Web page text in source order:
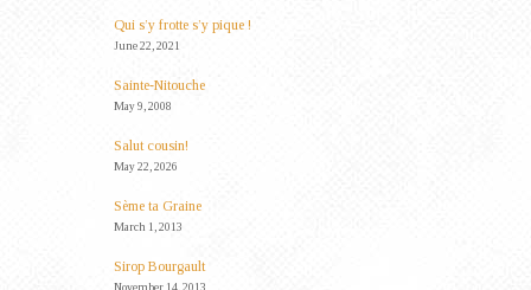
Qui s’y frotte s’y pique !
June 22, 2021
Sainte-Nitouche
May 9, 2008
Salut cousin!
May 22, 2026
Sème ta Graine
March 1, 2013
Sirop Bourgault
November 14, 2013